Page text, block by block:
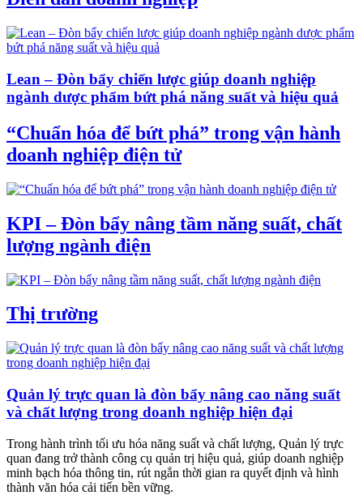
Lean – Đòn bẩy chiến lược giúp doanh nghiệp
ngành dược phẩm bứt phá năng suất và hiệu quả
“Chuẩn hóa để bứt phá” trong vận hành
doanh nghiệp điện tử
KPI – Đòn bẩy nâng tầm năng suất, chất
lượng ngành điện
Thị trường
Quản lý trực quan là đòn bẩy nâng cao năng suất
và chất lượng trong doanh nghiệp hiện đại
Trong hành trình tối ưu hóa năng suất và chất lượng, Quản lý trực
quan đang trở thành công cụ quản trị hiệu quả, giúp doanh nghiệp
minh bạch hóa thông tin, rút ngắn thời gian ra quyết định và hình
thành văn hóa cải tiến bền vững.